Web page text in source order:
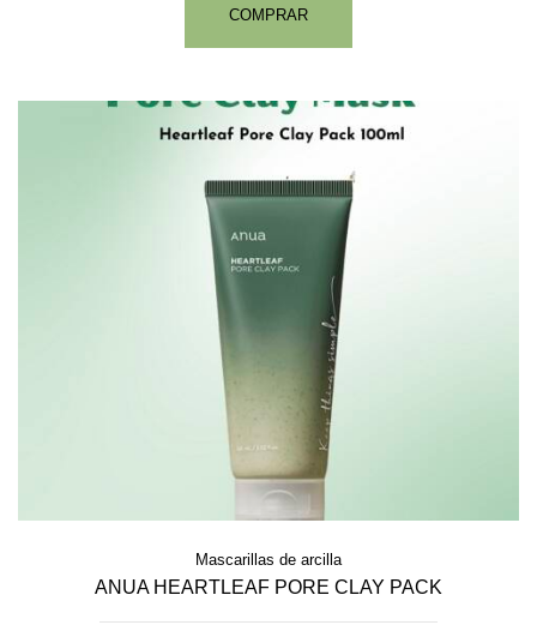
COMPRAR
Mascarillas de arcilla
ANUA HEARTLEAF PORE CLAY PACK